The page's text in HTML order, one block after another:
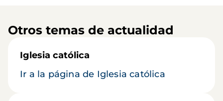
Otros temas de actualidad
Iglesia católica
Ir a la página de Iglesia católica